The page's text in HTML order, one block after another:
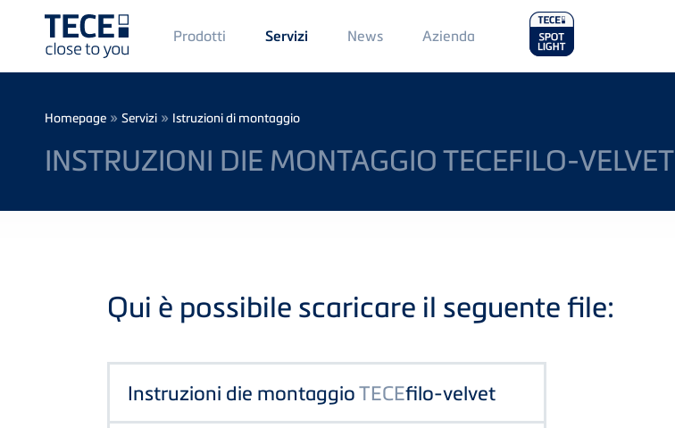
Main
Menü
1
Prodotti Servizi News Main
Menu
2
Azienda
Breadcrumb
Homepage » Servizi » Istruzioni di montaggio
INSTRUZIONI DIE MONTAGGIO TECEFILO-VELVET
Qui è possibile scaricare il seguente file:
Instruzioni die montaggioTECEfilo-velvet